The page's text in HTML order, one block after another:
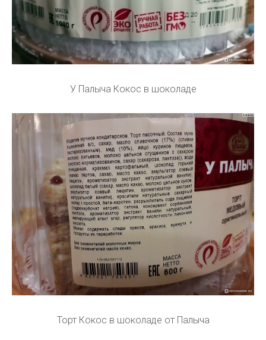
У Палыча Кокос в шоколаде
Торт Кокос в шоколаде от Палыча